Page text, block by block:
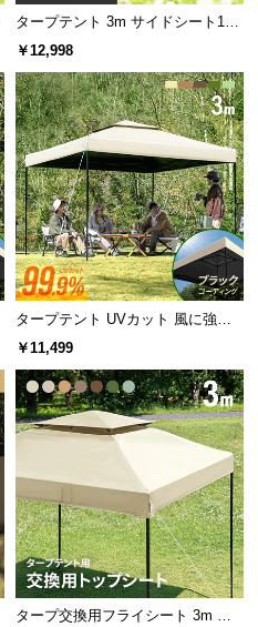
タープテント 3m サイドシート1枚
セット
￥12,998
タープテント UVカット 風に強い
防水 新開発のブラックコーティン
￥11,499
タープ交換用フライシート 3m ブ